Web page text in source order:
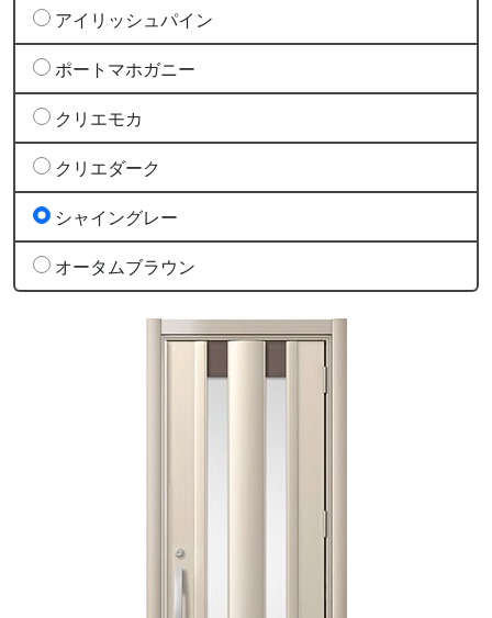
アイリッシュパイン
ポートマホガニー
クリエモカ
クリエダーク
シャイングレー
オータムブラウン